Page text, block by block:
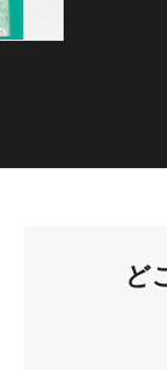
ど